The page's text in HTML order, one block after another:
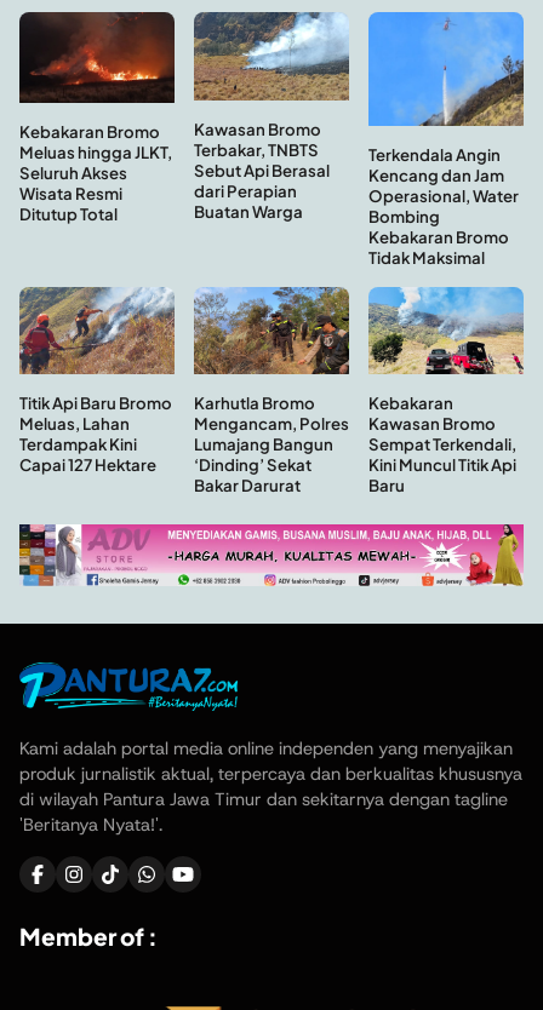
Kebakaran Bromo
Meluas hingga JLKT,
Seluruh Akses
Wisata Resmi
Ditutup Total
Kawasan Bromo
Terbakar, TNBTS
Sebut Api Berasal
dari Perapian
Buatan Warga
Terkendala Angin
Kencang dan Jam
Operasional, Water
Bombing
Kebakaran Bromo
Tidak Maksimal
Titik Api Baru Bromo
Meluas, Lahan
Terdampak Kini
Capai 127 Hektare
Karhutla Bromo
Mengancam, Polres
Lumajang Bangun
‘Dinding’ Sekat
Bakar Darurat
Kebakaran
Kawasan Bromo
Sempat Terkendali,
Kini Muncul Titik Api
Baru
Kami adalah portal media online independen yang menyajikan
produk jurnalistik aktual, terpercaya dan berkualitas khususnya
di wilayah Pantura Jawa Timur dan sekitarnya dengan tagline
'Beritanya Nyata!'.
Member of :